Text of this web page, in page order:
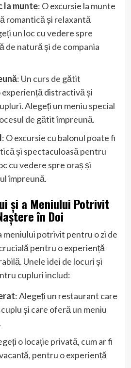
la munte: O excursie la munte
romantică și relaxantă
un loc cu vedere spre
de natură și de compania
: Un curs de gătit
distractivă și
Alegeți un meniu special
de gătit împreună.
: O excursie cu balonul poate fi
și spectaculoasă pentru
cu vedere spre oraș și
împreună.
și a Meniului Potrivit
în Doi
meniului potrivit pentru o zi de
pentru o experiență
Unele idei de locuri și
cupluri includ:
: Alegeți un restaurant care
și care oferă un meniu
o locație privată, cum ar fi
pentru o experiență